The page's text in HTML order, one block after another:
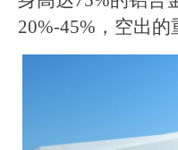
20%-45%，空出